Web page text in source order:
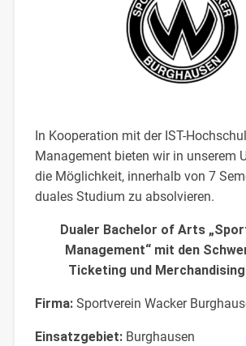
In Kooperation mit der IST-
Management bieten wir in unserem
die Möglichkeit, innerhalb von 7
duales Studium zu absolvieren.
Dualer Bachelor of Arts
Management“ mit den
Ticketing und
Firma:Sportverein Wacker
Einsatzgebiet:Burghausen